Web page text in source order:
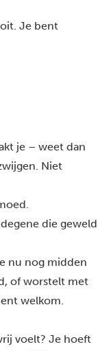
Je bent
je – weet dan
Niet
die geweld
nu nog midden
of worstelt met
welkom.
voelt? Je hoeft